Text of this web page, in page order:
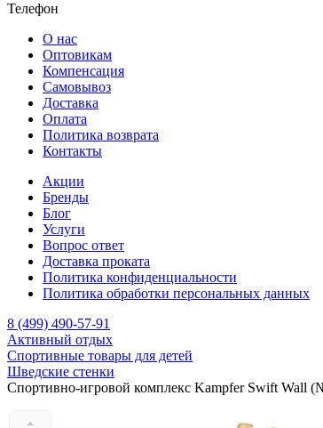
Телефон
О нас
Оптовикам
Компенсация
Самовывоз
Доставка
Оплата
Политика возврата
Контакты
Акции
Бренды
Блог
Услуги
Вопрос ответ
Доставка проката
Политика конфиденциальности
Политика обработки персональных данных
8 (499) 490-57-91
Активный отдых
Спортивные товары для детей
Шведские стенки
Спортивно-игровой комплекс Kampfer Swift Wall